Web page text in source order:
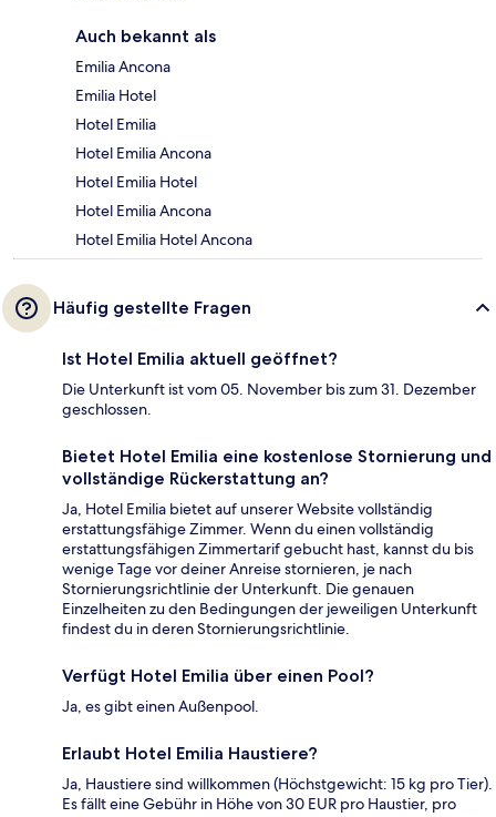
Auch bekannt als
Emilia Ancona
Emilia Hotel
Hotel Emilia
Hotel Emilia Ancona
Hotel Emilia Hotel
Hotel Emilia Ancona
Hotel Emilia Hotel Ancona
Häufig gestellte Fragen
Ist Hotel Emilia aktuell geöffnet?
Die Unterkunft ist vom 05. November bis zum 31. Dezember
geschlossen.
Bietet Hotel Emilia eine kostenlose Stornierung und
vollständige Rückerstattung an?
Ja, Hotel Emilia bietet auf unserer Website vollständig
erstattungsfähige Zimmer. Wenn du einen vollständig
erstattungsfähigen Zimmertarif gebucht hast, kannst du bis
wenige Tage vor deiner Anreise stornieren, je nach
Stornierungsrichtlinie der Unterkunft. Die genauen
Einzelheiten zu den Bedingungen der jeweiligen Unterkunft
findest du in deren Stornierungsrichtlinie.
Verfügt Hotel Emilia über einen Pool?
Ja, es gibt einen Außenpool.
Erlaubt Hotel Emilia Haustiere?
Ja, Haustiere sind willkommen (Höchstgewicht: 15 kg pro Tier).
Es fällt eine Gebühr in Höhe von 30 EUR pro Haustier, pro